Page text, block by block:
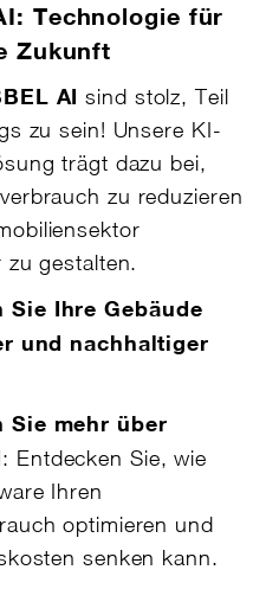
Technologie für
Zukunft
AI sind stolz, Teil
zu sein! Unsere KI-
trägt dazu bei,
zu reduzieren
zu gestalten.
Sie Ihre Gebäude
und nachhaltiger
Sie mehr über
: Entdecken Sie, wie
Ihren
optimieren und
senken kann.